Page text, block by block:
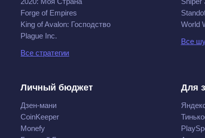
Forge of Empires
King of Avalon: Господство
Plague Inc.
Все стратегии
World
Все
Личный бюджет
Дзен-мани
CoinKeeper
Monefy
Для